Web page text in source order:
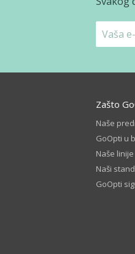
Zašto
Naše
GoOpti u
Naše linije
Naši
GoOpti